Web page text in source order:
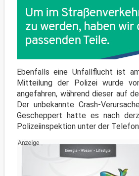
Ebenfalls eine Unfallflucht ist
Mitteilung der Polizei wurde
angefahren, während dieser auf
Der unbekannte Crash-
Gescheppert hatte es nach
Polizeiinspektion unter der